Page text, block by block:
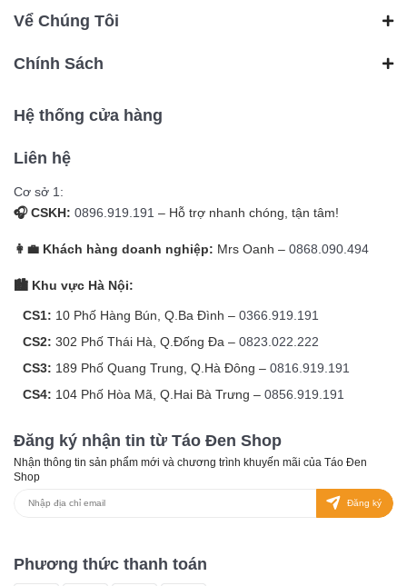
Vể Chúng Tôi
Chính Sách
Hệ thống cửa hàng
Liên hệ
Cơ sở 1:
🎧 CSKH: 0896.919.191 – Hỗ trợ nhanh chóng, tận tâm!
👩‍💼 Khách hàng doanh nghiệp: Mrs Oanh – 0868.090.494
🏙️ Khu vực Hà Nội:
CS1: 10 Phố Hàng Bún, Q.Ba Đình – 0366.919.191
CS2: 302 Phố Thái Hà, Q.Đống Đa – 0823.022.222
CS3: 189 Phố Quang Trung, Q.Hà Đông – 0816.919.191
CS4: 104 Phố Hòa Mã, Q.Hai Bà Trưng – 0856.919.191
Đăng ký nhận tin từ Táo Đen Shop
Nhận thông tin sản phẩm mới và chương trình khuyến mãi của Táo Đen
Shop
Đăng ký
Phương thức thanh toán